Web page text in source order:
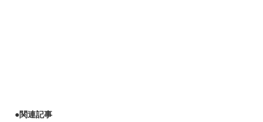
●関連記事